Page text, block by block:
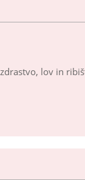
lov in